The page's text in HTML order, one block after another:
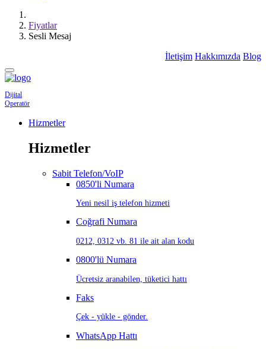
Fiyatlar
Sesli Mesaj
İletişim Hakkımızda Blog
Dijital
Operatör
Hizmetler
Hizmetler
Sabit Telefon/VoIP
0850'li Numara
Yeni nesil iş telefon hizmeti
Coğrafi Numara
0212, 0312 vb. 81 ile ait alan kodu
0800'lü Numara
Ücretsiz aranabilen, tüketici hattı
Faks
Çek - yükle - gönder.
WhatsApp Hattı